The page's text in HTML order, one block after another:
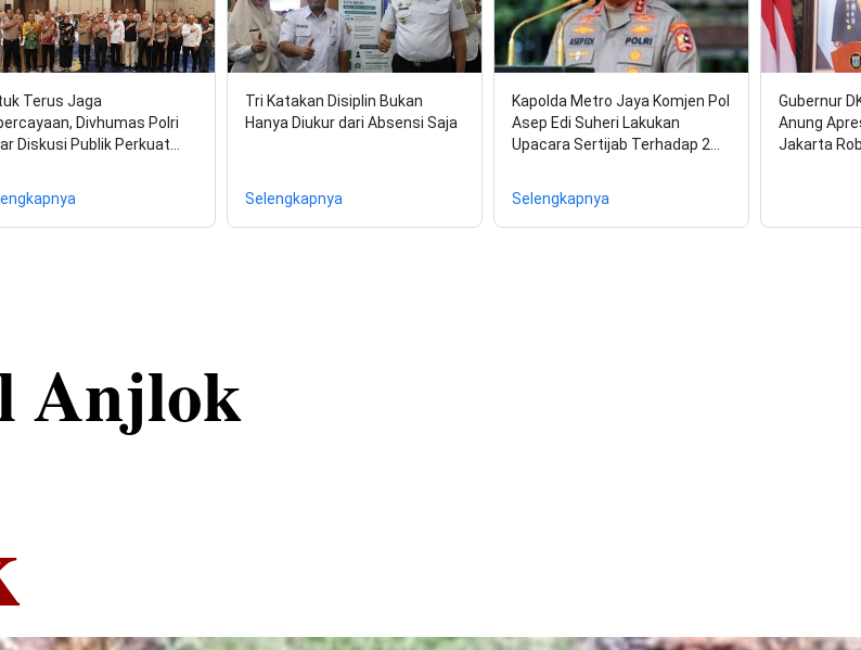
Terus Jaga
Divhumas Polri
Diskusi Publik Perkuat…
Tri Katakan Disiplin Bukan
Hanya Diukur dari Absensi Saja
Selengkapnya
Kapolda Metro Jaya Komjen Pol
Asep Edi Suheri Lakukan
Upacara Sertijab Terhadap 2…
Selengkapnya
Gubernur
Anung
Jakarta
Anjlok